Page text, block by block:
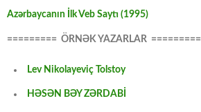
Azərbaycanın İlk Veb Saytı (1995)
========= ÖRNƏK YAZARLAR =========
Lev Nikolayeviç Tolstoy
HƏSƏN BƏY ZƏRDABİ